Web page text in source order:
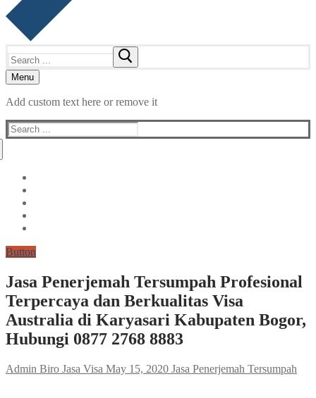
for:
Menu
Add custom text here or remove it
Search
for:
Button
Jasa Penerjemah Tersumpah Profesional
Terpercaya dan Berkualitas Visa
Australia di Karyasari Kabupaten Bogor,
Hubungi 0877 2768 8883
Admin Biro Jasa Visa May 15, 2020 Jasa Penerjemah Tersumpah